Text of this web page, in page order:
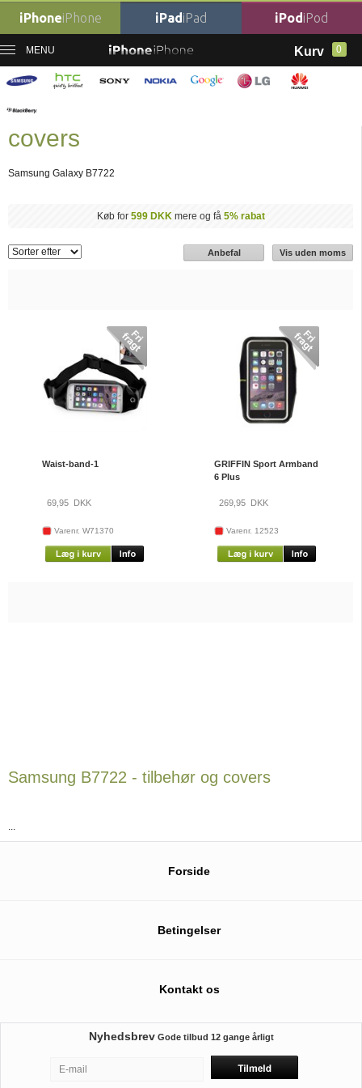
iPhoneiPhone iPadiPad iPodiPod
MENU Kurv 0
Mobil tilbehør Samsung B7722 tilbehør covers
Samsung B7722 tilbehør
covers
Samsung Galaxy B7722
Køb for 599 DKKmere og få 5% rabat
Anbefal Vis uden moms
Waist-band-1
69,95DKK
Varenr. W71370
GRIFFIN Sport Armband
6 Plus
269,95 DKK
Varenr. 12523
Samsung B7722 - tilbehør og covers
...
Forside
Betingelser
Kontakt os
Nyhedsbrev Gode tilbud 12 gange årligt